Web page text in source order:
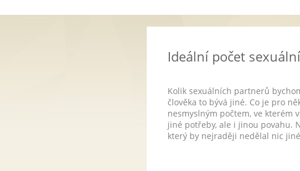
Ideální počet
Kolik sexuálních partnerů
člověka to bývá jiné. Co je pro
nesmyslným počtem, ve kterém
jiné potřeby, ale i jinou povahu.
který by nejraději nedělal nic